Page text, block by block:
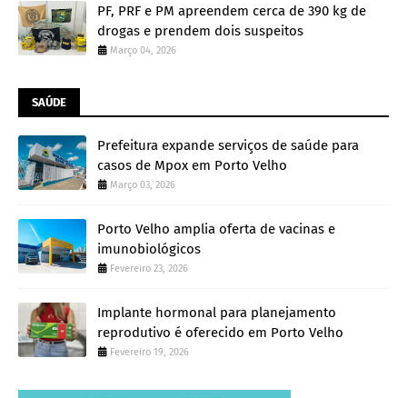
PF, PRF e PM apreendem cerca de 390 kg de
drogas e prendem dois suspeitos
Março 04, 2026
SAÚDE
Prefeitura expande serviços de saúde para
casos de Mpox em Porto Velho
Março 03, 2026
Porto Velho amplia oferta de vacinas e
imunobiológicos
Fevereiro 23, 2026
Implante hormonal para planejamento
reprodutivo é oferecido em Porto Velho
Fevereiro 19, 2026